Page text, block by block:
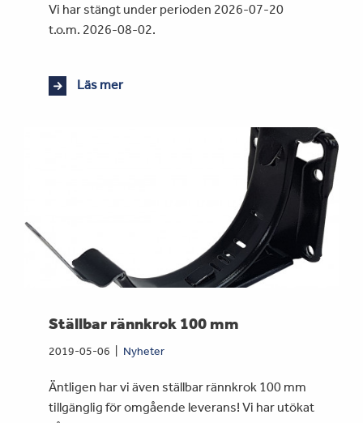
Vi har stängt under perioden 2026-07-20
t.o.m. 2026-08-02.
Läs mer
Ställbar rännkrok 100 mm
2019-05-06 Nyheter
Äntligen har vi även ställbar rännkrok 100 mm
tillgänglig för omgående leverans! Vi har utökat